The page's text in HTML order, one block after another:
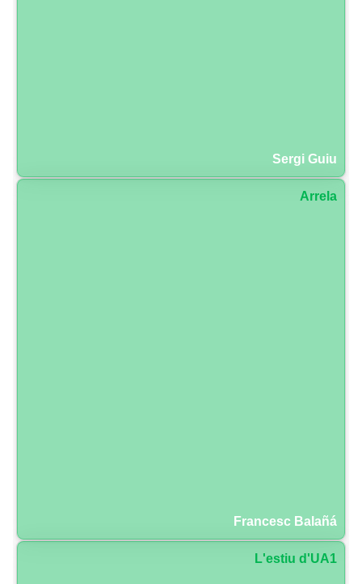
Sergi Guiu
Arrela
Francesc Balañá
L'estiu d'UA1